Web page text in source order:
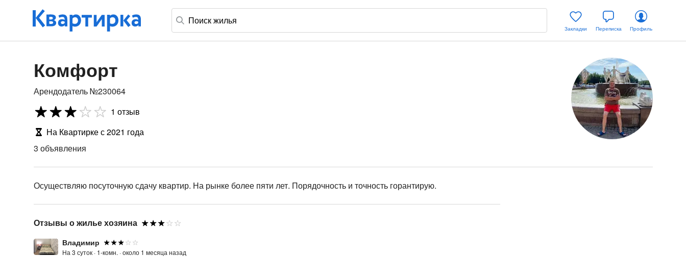
Закладки Переписка Профиль
Комфорт
Арендодатель №230064
1 отзыв
На Квартирке с 2021 года
3 объявления
Осуществляю посуточную сдачу квартир. На рынке более пяти лет. Порядочность и точность горантирую.
Отзывы о жилье хозяина
Владимир
На 3 суток · 1-комн. ·около 1 месяца назад